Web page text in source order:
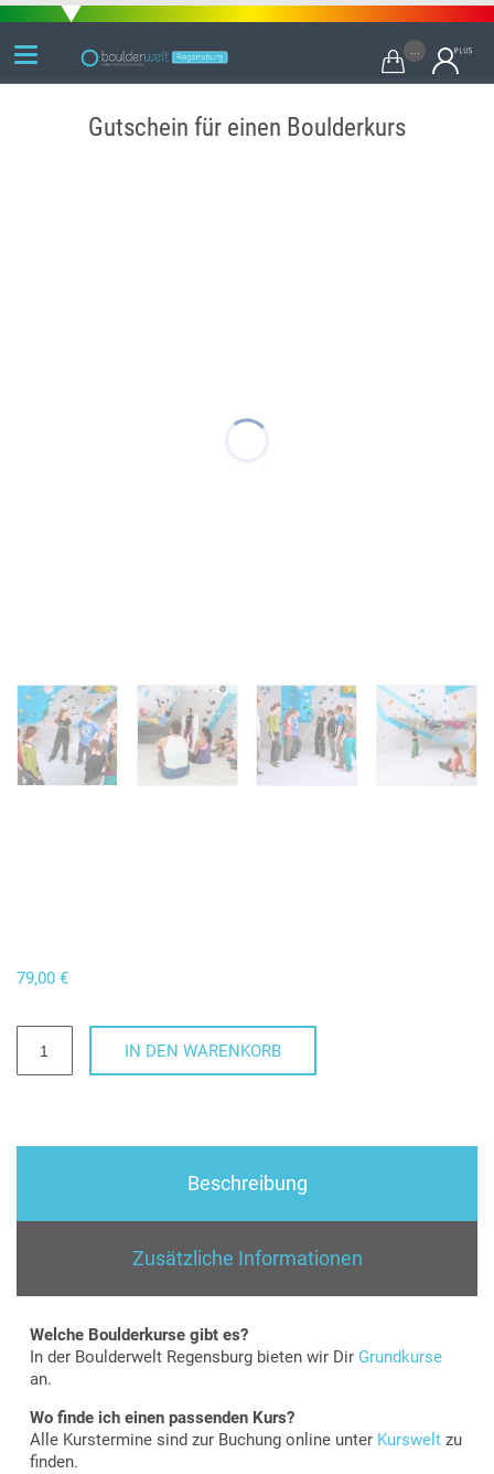

Gutschein für einen Boulderkurs
79,00 €
IN DEN WARENKORB
Beschreibung
Zusätzliche Informationen
Welche Boulderkurse gibt es?
In der Boulderwelt Regensburg bieten wir Dir Grundkurse
an.
Wo finde ich einen passenden Kurs?
Alle Kurstermine sind zur Buchung online unter Kurswelt zu
finden.